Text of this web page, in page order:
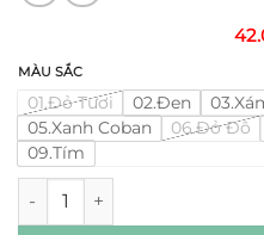
MÀU SẮC
01.Đỏ Tươi 02.Đen
05.Xanh Coban
06.Đỏ Đô
09.Tím
Giấy Gấm Hoạ Tiết Cao Cấp